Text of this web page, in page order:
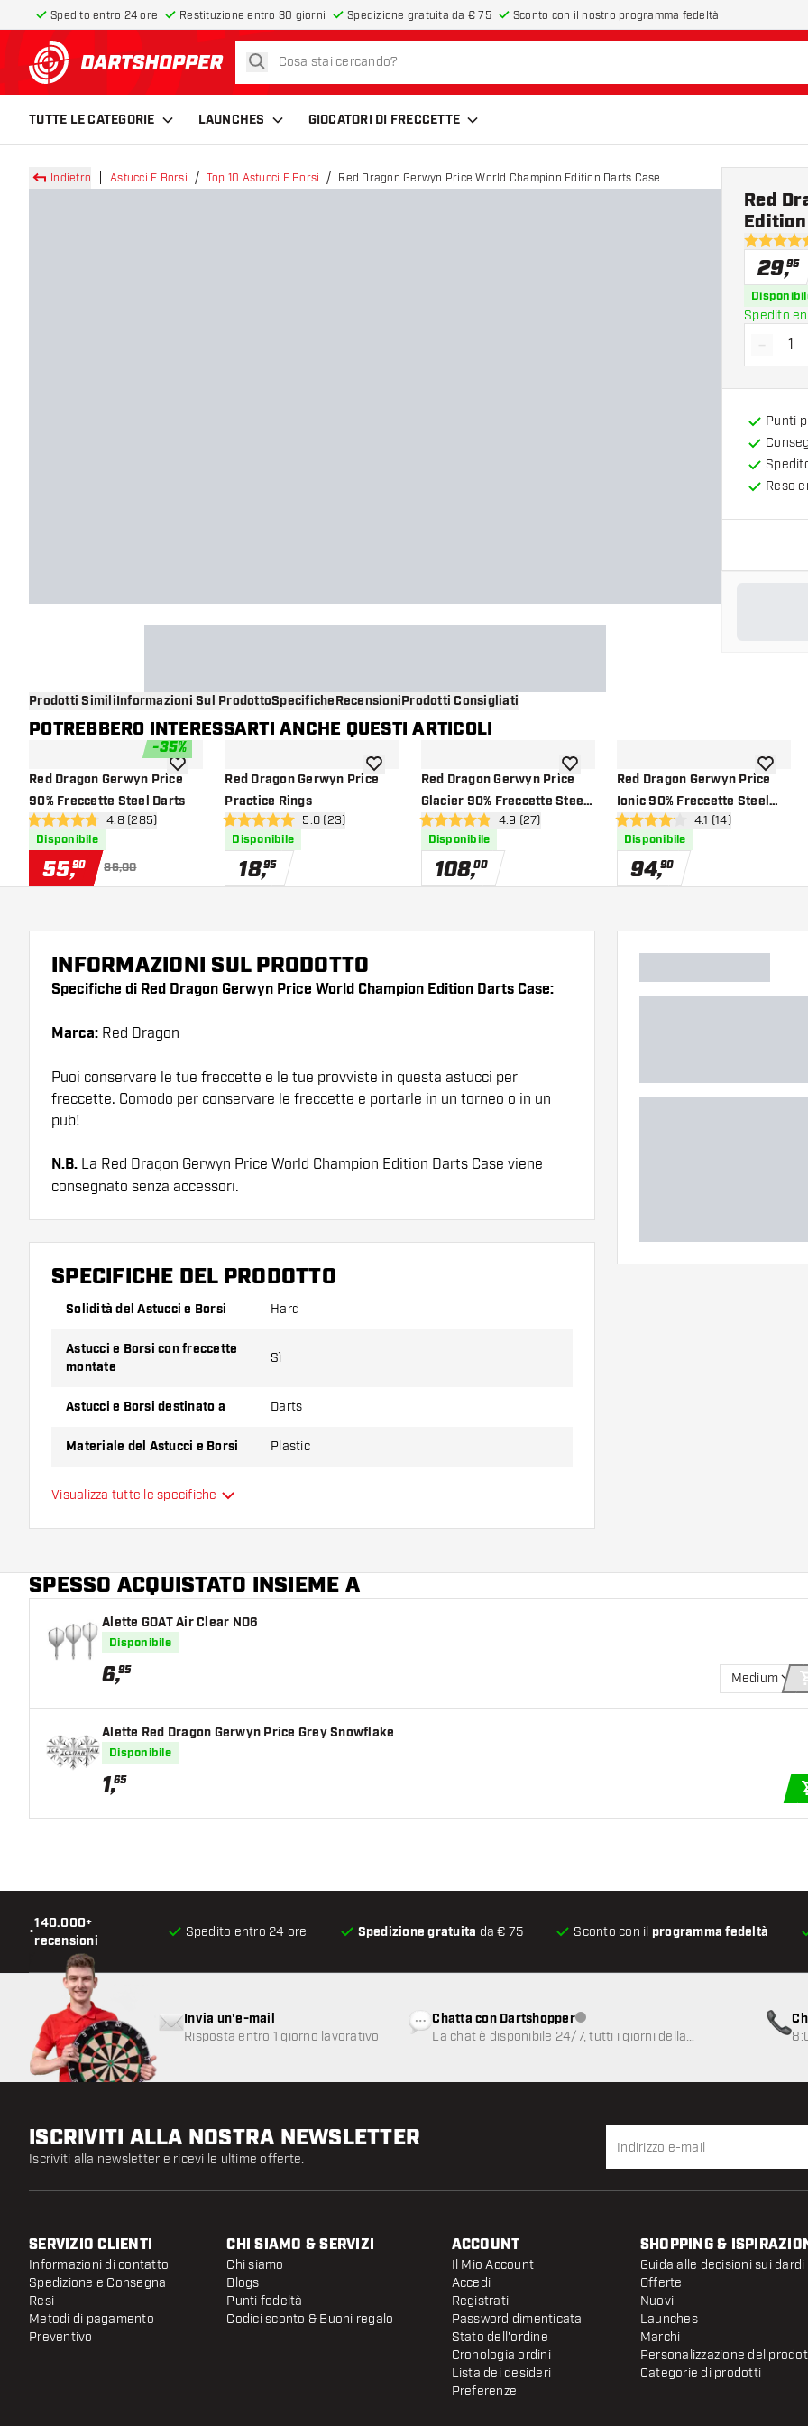
Spedito entro 24 ore Restituzione entro 30 giorni Spedizione gratuita da € 75 Sconto con il nostro programma fedeltà
torna alla home page
cerca
TUTTE LE CATEGORIE LAUNCHES GIOCATORI DI FRECCETTE
Indietro Astucci E Borsi Top 10 Astucci E Borsi Red Dragon Gerwyn Price World Champion Edition Darts Case
4.8 stelle
Red
29,95
Spedito
-
Punti
Reso
Prodotti SimiliInformazioni Sul ProdottoSpecificheRecensioniProdotti Consigliati
POTREBBERO INTERESSARTI ANCHE QUESTI ARTICOLI
-35%
Red Dragon Gerwyn Price
90% Freccette Steel Darts
apri pannello recensioni
4.8 stelle di valutazione
4.8 (285)
Disponibile
55,90 86,00
aggiungi alla lista dei desideri
Red Dragon Gerwyn Price
Practice Rings
apri pannello recensioni
5 stelle di valutazione
5.0 (23)
Disponibile
18,95
aggiungi alla lista dei desideri
Red Dragon Gerwyn Price
Glacier 90% Freccette Steel
Darts
apri pannello recensioni
4.9 stelle di valutazione
4.9 (27)
Disponibile
108,00
aggiungi alla lista dei desideri
Red Dragon Gerwyn Price
Ionic 90% Freccette Steel
Darts
apri pannello
4.1 stelle di valutazione
4.1 (14)
Disponibile
94,90
aggiungi
INFORMAZIONI SUL PRODOTTO
Specifiche di Red Dragon Gerwyn Price World Champion Edition Darts Case:
Marca: Red Dragon
Puoi conservare le tue freccette e le tue provviste in questa astucci per
freccette. Comodo per conservare le freccette e portarle in un torneo o in un
pub!
N.B. La Red Dragon Gerwyn Price World Champion Edition Darts Case viene
consegnato senza accessori.
SPECIFICHE DEL PRODOTTO
Solidità del Astucci e Borsi Hard
Astucci e Borsi con freccette
montate
Sì
Astucci e Borsi destinato a Darts
Materiale del Astucci e Borsi Plastic
Capacità del Astucci e Borsi
Colore principale
Visualizza tutte le specifiche
SPESSO ACQUISTATO INSIEME A
Alette GOAT Air Clear NO6
Disponibile
6,95
Medium
Alette Red Dragon Gerwyn Price Grey Snowflake
Disponibile
1,65
•
140.000+
recensioni
Spedito entro 24 ore Spedizione gratuita da € 75 Sconto con il programma fedeltà
Invia un'e-mail
Risposta entro 1 giorno lavorativo
Chatta con DartshopperServizio clienti non disponibile
La chat è disponibile 24/7, tutti i giorni della
ISCRIVITI ALLA NOSTRA NEWSLETTER
Iscriviti alla newsletter e ricevi le ultime offerte.
SERVIZIO CLIENTI
Informazioni di contatto
Spedizione e Consegna
Resi
Metodi di pagamento
Preventivo
CHI SIAMO & SERVIZI
Chi siamo
Blogs
Punti fedeltà
Codici sconto & Buoni regalo
ACCOUNT
Il Mio Account
Accedi
Registrati
Password dimenticata
Stato dell'ordine
Cronologia ordini
Lista dei desideri
Preferenze
SHOPPING &
Guida alle decisioni sui dardi
Offerte
Nuovi
Launches
Marchi
Personalizzazione del
Categorie di prodotti